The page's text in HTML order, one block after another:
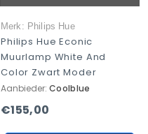
Merk: Philips Hue
Philips Hue Econic
Muurlamp White And
Color Zwart Moder
Aanbieder: Coolblue
€155,00